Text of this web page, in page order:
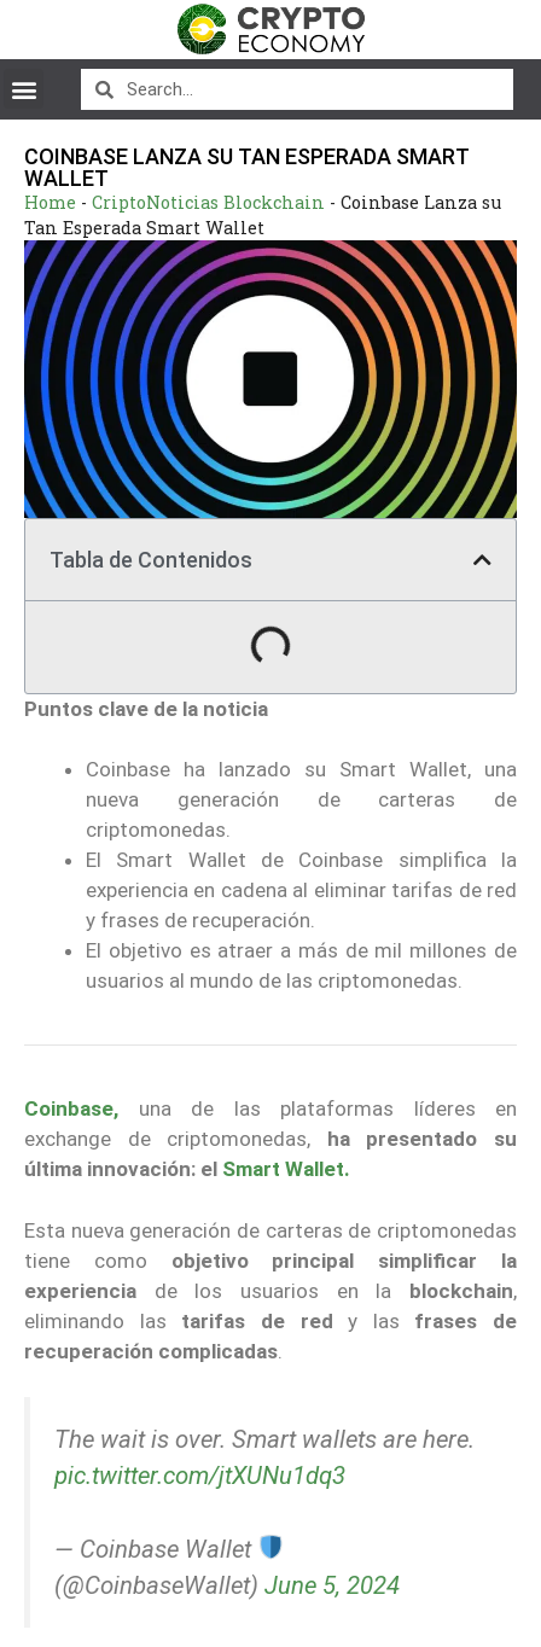
COINBASE LANZA SU TAN ESPERADA SMART
WALLET
Home - CriptoNoticias Blockchain - Coinbase Lanza su
Tan Esperada Smart Wallet
Tabla de Contenidos
Puntos clave de la noticia
Coinbase ha lanzado su Smart Wallet, una
nueva generación de carteras de
criptomonedas.
El Smart Wallet de Coinbase simplifica la
experiencia en cadena al eliminar tarifas de red
y frases de recuperación.
El objetivo es atraer a más de mil millones de
usuarios al mundo de las criptomonedas.
Coinbase, una de las plataformas líderes en
exchange de criptomonedas, ha presentado su
última innovación: el Smart Wallet.
Esta nueva generación de carteras de criptomonedas
tiene como objetivo principal simplificar la
experiencia de los usuarios en la blockchain,
eliminando las tarifas de red y las frases de
recuperación complicadas
The wait is over. Smart wallets are here.
pic.twitter.com/jtXUNu1dq3
— Coinbase Wallet
(@CoinbaseWallet) June 5, 2024